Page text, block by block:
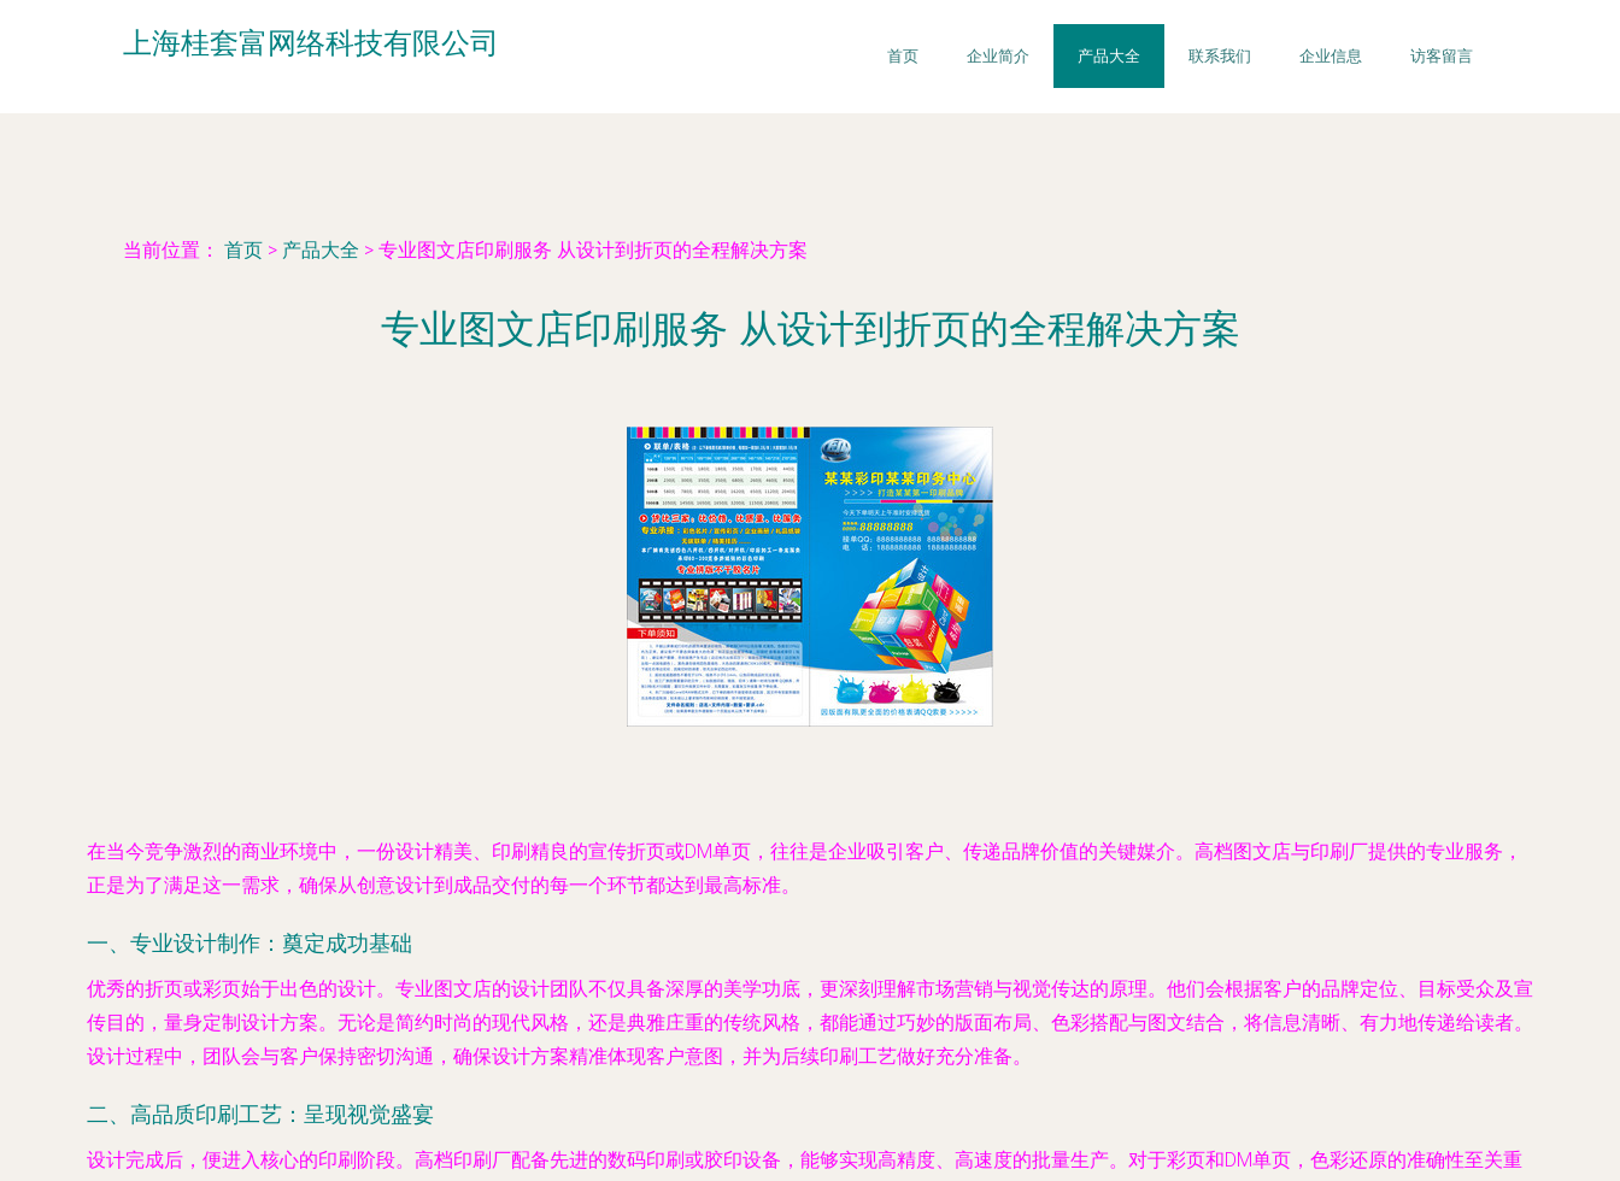
上海桂套富网络科技有限公司 首页 企业简介 产品大全 联系我们 企业信息 访客留言
当前位置： 首页 > 产品大全 > 专业图文店印刷服务 从设计到折页的全程解决方案
专业图文店印刷服务 从设计到折页的全程解决方案
在当今竞争激烈的商业环境中，一份设计精美、印刷精良的宣传折页或DM单页，往往是企业吸引客户、传递品牌价值的关键媒介。高档图文店与印刷厂提供的专业服务，
正是为了满足这一需求，确保从创意设计到成品交付的每一个环节都达到最高标准。
一、专业设计制作：奠定成功基础
优秀的折页或彩页始于出色的设计。专业图文店的设计团队不仅具备深厚的美学功底，更深刻理解市场营销与视觉传达的原理。他们会根据客户的品牌定位、目标受众及宣
传目的，量身定制设计方案。无论是简约时尚的现代风格，还是典雅庄重的传统风格，都能通过巧妙的版面布局、色彩搭配与图文结合，将信息清晰、有力地传递给读者。
设计过程中，团队会与客户保持密切沟通，确保设计方案精准体现客户意图，并为后续印刷工艺做好充分准备。
二、高品质印刷工艺：呈现视觉盛宴
设计完成后，便进入核心的印刷阶段。高档印刷厂配备先进的数码印刷或胶印设备，能够实现高精度、高速度的批量生产。对于彩页和DM单页，色彩还原的准确性至关重